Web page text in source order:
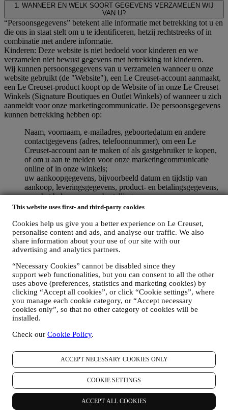
This website uses first- and third-party cookies
Cookies help us give you a better experience on Le Creuset,
personalise content and ads, and analyse our traffic. We also
share information about your use of our site with our
advertising and analytics partners.
“Necessary Cookies” cannot be disabled since they
support web functionalities, but you can consent to all the other
uses above (preferences, statistics and marketing cookies) by
clicking “Accept all cookies”, or click “Cookie settings”, where
you manage each cookie category, or “Accept necessary
cookies only”, so that no other category of cookies will be
installed.
Check our Cookie Policy.
ACCEPT NECESSARY COOKIES ONLY
COOKIE SETTINGS
ACCEPT ALL COOKIES
1. WANNEER EN WELK SOORT GEGEVENS VERZAMELEN WIJ
VAN U?
“Persoonsgegevens” betekent alle informatie met betrekking tot u en
die ons in staat stelt om u te identificeren, hetzij rechtstreeks of in
combinatie met andere informatie.
Kinderen: Deze website is niet bedoeld voor kinderen en we
verzamelen niet bewust gegevens met betrekking tot kinderen.
Wij kunnen persoonsgegevens van u verzamelen wanneer u onze
website gebruikt (de "Website"), een Le Creuset-account aanmaakt,
een Le Creuset-product koopt op de Website of in onze Le Creuset
Winkels (Signature Boutiques en Outlet Winkels) of wanneer u zich
aanmeldt voor onze marketingcommunicatie. De persoonsgegevens
kunnen betrekking hebben op:
Naam, voornaam, e-mailadres, geboortedatum en andere
contactgegevens (adres, telefoonnummer), om een Le
Creuset-account aan te maken of als gastgebruiker te kopen,
of om u aan te melden voor onze marketingcommunicatie
online of in onze winkels;
uw aankoopgegevens, bijvoorbeeld datum en tijdstip van
aankoop, leveringsgegevens, product- en betalingsgegevens,
voor het beheer van uw bestellingen;
gegevens over uw online browsegeschiedenis (bv. online-
besturingssysteem, duur van het bezoek, terugkerende
gebruiker, geografische oorsprong), verzameld tijdens uw
bezoeken aan de Website (ongeacht of u een geregistreerde
gebruiker bent of niet), door gebruik te maken van logs en/of
het verzamelen van gegevens door middel van cookies, zie
ons Cookiebeleid, ter verbetering van onze diensten en
advertenties, of voor onze statistische analyse; in de meeste
gevallen zullen we u niet kunnen identificeren aan de hand
van deze technische informatie.
uw feedback, verzoeken, klachten, vragen of interacties met
media, e-mails of telefoontjes).
De persoonsgegevens die van u worden verzameld wanneer u de
Website gebruikt of anderszins persoonlijk identificeerbare
informatie verstrekt, zijn op die manier beschermd en u hebt de
privacyrechten die in paragraaf 8 hieronder worden uitgelegd.
2. WIE VERZAMELT UW GEGEVENS?
De verwerkingsverantwoordelijke voor de e-commercediensten die
via de website worden aangeboden, is Le Creuset Nederland BV